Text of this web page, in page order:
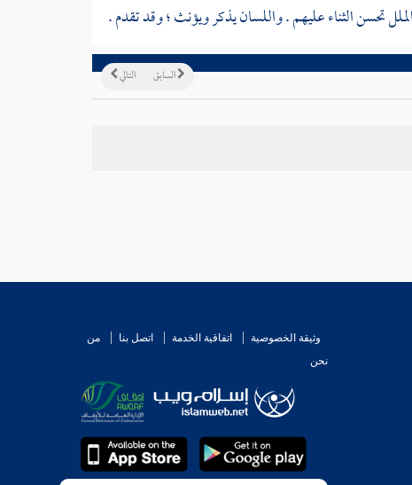
تحسن الثناء عليهم . واللسان يذكر ويؤنث ؛ وقد تقدم .
التالي السابق
وثيقة الخصوصية اتفاقية الخدمة اتصل بنا
من
نحن